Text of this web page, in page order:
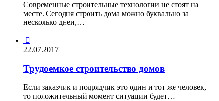
Современные строительные технологии не стоят на
месте. Сегодня строить дома можно буквально за
несколько дней,…

22.07.2017
Трудоемкое строительство домов
Если заказчик и подрядчик это один и тот же человек,
то положительный момент ситуации будет…